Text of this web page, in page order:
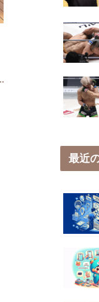
最近